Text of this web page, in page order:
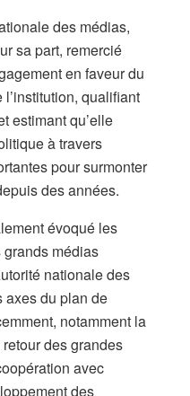
des médias,
sa part, remercié
en faveur du
qualifiant
estimant qu’elle
à travers
pour surmonter
des années.
évoqué les
médias
nationale des
axes du plan de
notamment la
des grandes
avec
des